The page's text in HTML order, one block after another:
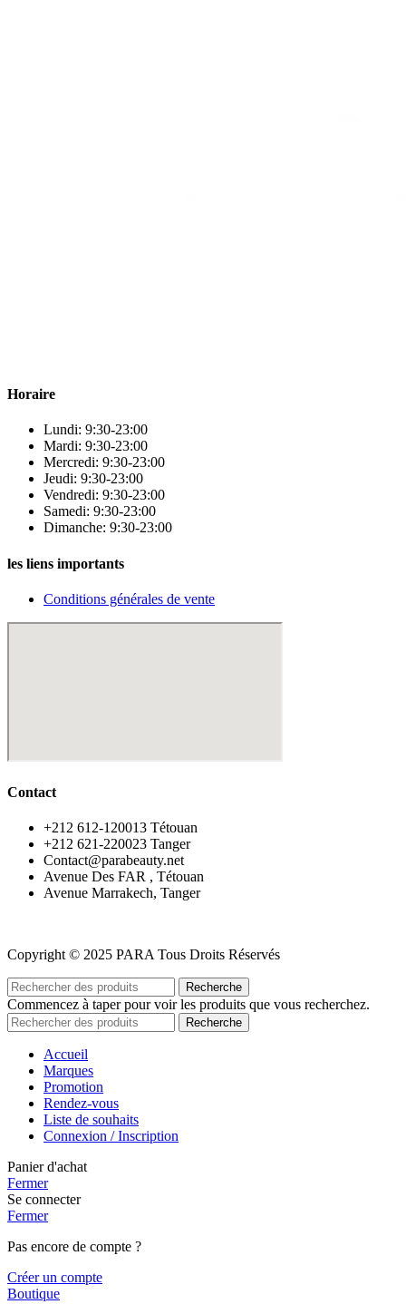
Horaire
Lundi: 9:30-23:00
Mardi: 9:30-23:00
Mercredi: 9:30-23:00
Jeudi: 9:30-23:00
Vendredi: 9:30-23:00
Samedi: 9:30-23:00
Dimanche: 9:30-23:00
les liens importants
Conditions générales de vente
Contact
‪+212 612-120013 Tétouan
‪+212 621-220023 Tanger
Contact@parabeauty.net
Avenue Des FAR , Tétouan
Avenue Marrakech, Tanger
Copyright © 2025 PARA Tous Droits Réservés
Recherche
Commencez à taper pour voir les produits que vous recherchez.
Recherche
Accueil
Marques
Promotion
Rendez-vous
Liste de souhaits
Connexion / Inscription
Panier d'achat
Fermer
Se connecter
Fermer
Pas encore de compte ?
Créer un compte
Boutique